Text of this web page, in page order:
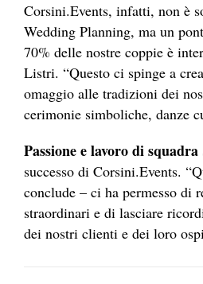
Corsini.Events, infatti, non è
Wedding Planning, ma un
70% delle nostre coppie è
Listri. “Questo ci spinge a
omaggio alle tradizioni dei
cerimonie simboliche, danze
Passione e lavoro di squadra
successo di Corsini.Events.
conclude – ci ha permesso di
straordinari e di lasciare
dei nostri clienti e dei loro